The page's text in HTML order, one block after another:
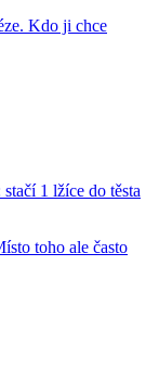
Kdo ji chce
1 lžíce do těsta
toho ale často